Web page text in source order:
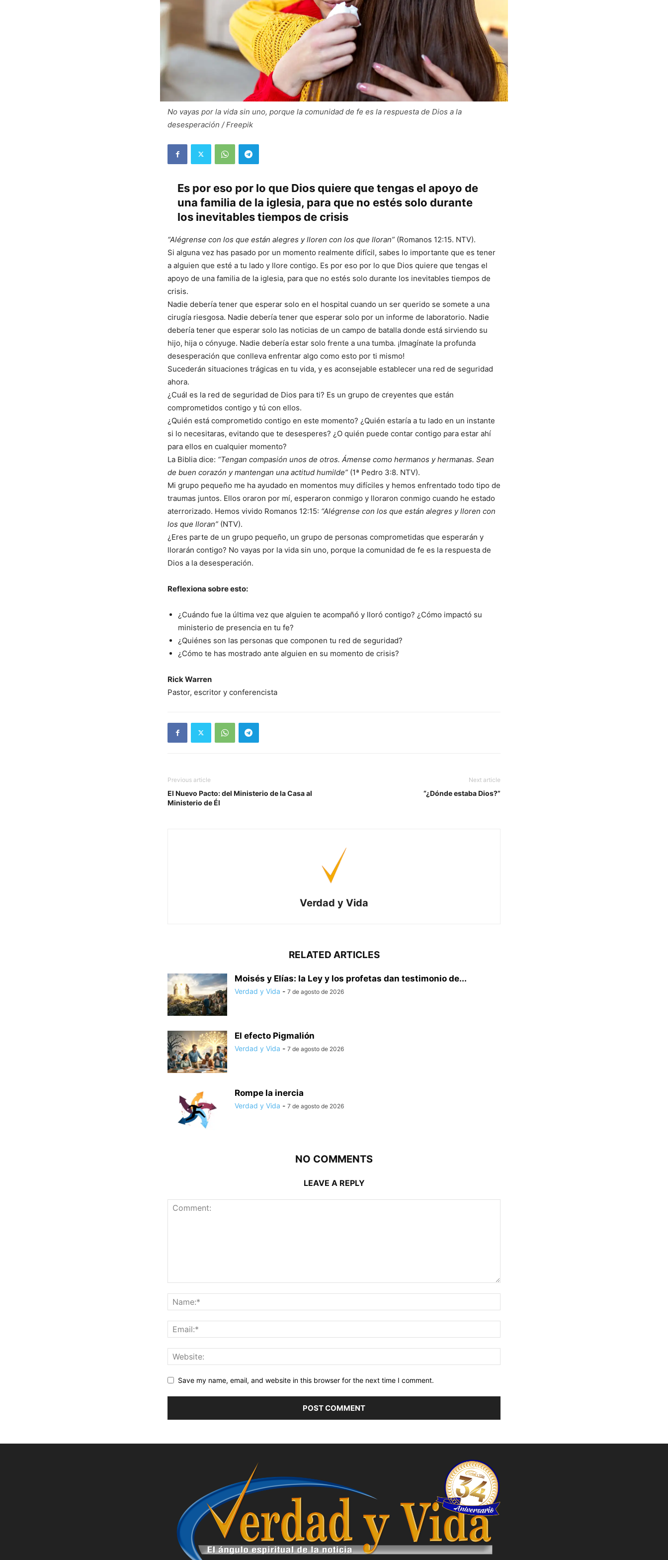
No vayas por la vida sin uno, porque la comunidad de fe es la respuesta de Dios a la
desesperación / Freepik
Es por eso por lo que Dios quiere que tengas el apoyo de
una familia de la iglesia, para que no estés solo durante
los inevitables tiempos de crisis
“Alégrense con los que están alegres y lloren con los que lloran” (Romanos 12:15. NTV).
Si alguna vez has pasado por un momento realmente difícil, sabes lo importante que es tener
a alguien que esté a tu lado y llore contigo. Es por eso por lo que Dios quiere que tengas el
apoyo de una familia de la iglesia, para que no estés solo durante los inevitables tiempos de
crisis.
Nadie debería tener que esperar solo en el hospital cuando un ser querido se somete a una
cirugía riesgosa. Nadie debería tener que esperar solo por un informe de laboratorio. Nadie
debería tener que esperar solo las noticias de un campo de batalla donde está sirviendo su
hijo, hija o cónyuge. Nadie debería estar solo frente a una tumba. ¡Imagínate la profunda
desesperación que conlleva enfrentar algo como esto por ti mismo!
Sucederán situaciones trágicas en tu vida, y es aconsejable establecer una red de seguridad
ahora.
¿Cuál es la red de seguridad de Dios para ti? Es un grupo de creyentes que están
comprometidos contigo y tú con ellos.
¿Quién está comprometido contigo en este momento? ¿Quién estaría a tu lado en un instante
si lo necesitaras, evitando que te desesperes? ¿O quién puede contar contigo para estar ahí
para ellos en cualquier momento?
La Biblia dice: “Tengan compasión unos de otros. Ámense como hermanos y hermanas. Sean
de buen corazón y mantengan una actitud humilde” (1ª Pedro 3:8. NTV).
Mi grupo pequeño me ha ayudado en momentos muy difíciles y hemos enfrentado todo tipo de
traumas juntos. Ellos oraron por mí, esperaron conmigo y lloraron conmigo cuando he estado
aterrorizado. Hemos vivido Romanos 12:15: “Alégrense con los que están alegres y lloren con
los que lloran” (NTV).
¿Eres parte de un grupo pequeño, un grupo de personas comprometidas que esperarán y
llorarán contigo? No vayas por la vida sin uno, porque la comunidad de fe es la respuesta de
Dios a la desesperación.
Reflexiona sobre esto:
¿Cuándo fue la última vez que alguien te acompañó y lloró contigo? ¿Cómo impactó su
ministerio de presencia en tu fe?
¿Quiénes son las personas que componen tu red de seguridad?
¿Cómo te has mostrado ante alguien en su momento de crisis?
Rick Warren
Pastor, escritor y conferencista
Previous article
El Nuevo Pacto: del Ministerio de la Casa al
Ministerio de Él
Next article
“¿Dónde estaba Dios?”
Verdad y Vida
RELATED ARTICLES
Moisés y Elías: la Ley y los profetas dan testimonio de...
Verdad y Vida - 7 de agosto de 2026
El efecto Pigmalión
Verdad y Vida - 7 de agosto de 2026
Rompe la inercia
Verdad y Vida - 7 de agosto de 2026
NO COMMENTS
LEAVE A REPLY
Save my name, email, and website in this browser for the next time I comment.